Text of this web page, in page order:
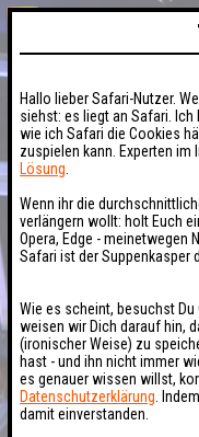
Hallo lieber Safari-Nutzer.
siehst: es liegt an Safari.
wie ich Safari die Cookies
zuspielen kann. Experten im
Lösung
Wenn ihr die
verlängern wollt: holt Euch
Opera, Edge - meinetwegen
Safari ist der Suppenkasper
Wie es scheint, besuchst Du
weisen wir Dich darauf hin,
(ironischer Weise) zu
hast - und ihn nicht immer
es genauer wissen willst,
Datenschutzerklärung .
damit einverstanden.